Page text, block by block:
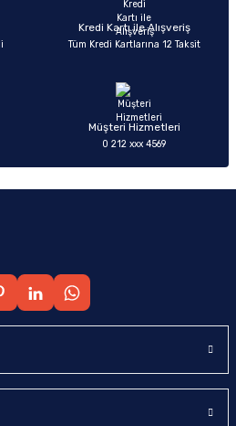
pahalı.
Kredi Kartı ile Alışveriş
Tüm Kredi Kartlarına 12 Taksit
Müşteri Hizmetleri
0 212 xxx 4569